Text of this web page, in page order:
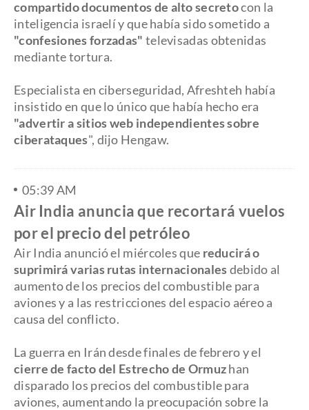
compartido documentos de alto secretocon la
inteligencia israelí y que había sido sometido a
"confesiones forzadas" televisadas obtenidas
mediante tortura.
Especialista en ciberseguridad, Afreshteh había
insistido en que lo único que había hecho era
"advertir a sitios web independientes sobre
ciberataques", dijo Hengaw.
05:39 AM
Air India anuncia que recortará vuelos
por el precio del petróleo
Air India anunció el miércoles que reducirá o
suprimirá varias rutas internacionalesdebido al
aumento de los precios del combustible para
aviones y a las restricciones del espacio aéreo a
causa del conflicto.
La guerra en Irán desde finales de febrero y el
cierre de facto del Estrecho de Ormuzhan
disparado los precios del combustible para
aviones, aumentando la preocupación sobre la